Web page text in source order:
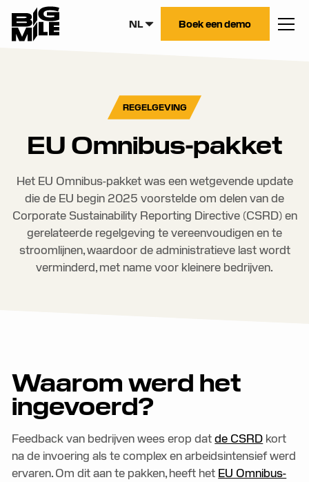
NL Boek een demo
REGELGEVING
EU Omnibus-pakket
Het EU Omnibus-pakket was een wetgevende update
die de EU begin 2025 voorstelde om delen van de
Corporate Sustainability Reporting Directive (CSRD) en
gerelateerde regelgeving te vereenvoudigen en te
stroomlijnen, waardoor de administratieve last wordt
verminderd, met name voor kleinere bedrijven.
Waarom werd het
ingevoerd?
Feedback van bedrijven wees erop datde CSRD kort
na de invoering als te complex en arbeidsintensief werd
ervaren. Om dit aan te pakken, heeft het EU Omnibus-